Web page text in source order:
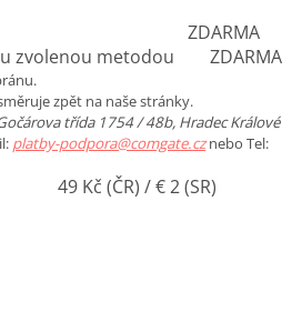
Slovenska ZDARMA
zvolenou metodou ZDARMA
zpět na naše stránky.
třída 1754 / 48b, Hradec Králové
platby-podpora@comgate.cz nebo Tel:
2 (SR)